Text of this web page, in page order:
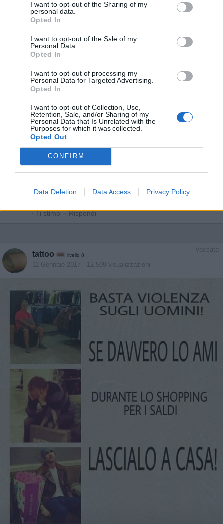
I want to opt-out of the Sharing of my
personal data.
Opted In
I want to opt-out of the Sale of my
Personal Data.
Opted In
I want to opt-out of processing my
Personal Data for Targeted Advertising.
Opted In
I want to opt-out of Collection, Use,
Retention, Sale, and/or Sharing of my
Personal Data that Is Unrelated with the
Purposes for which it was collected.
Opted Out
CONFIRM
Data Deletion Data Access Privacy Policy
16 Gennaio 2017 alle ore 07:33
Ti stimo
Maus:Buongiorno
·Ti stimo·Rispondi
Chicomendez:Buongiorno
16 Gennaio 2017 alle ore 08:54
1
·Ti stimo·Rispondi
Vaccata
tattoo livello 8
11 Gennaio 2017 - 12.509 visualizzazioni